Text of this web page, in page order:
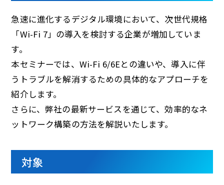
急速に進化するデジタル環境において、次世代規格
「Wi-Fi 7」の導入を検討する企業が増加していま
す。
本セミナーでは、Wi-Fi 6/6Eとの違いや、導入に伴
うトラブルを解消するための具体的なアプローチを
紹介します。
さらに、弊社の最新サービスを通じて、効率的なネ
ットワーク構築の方法を解説いたします。
対象